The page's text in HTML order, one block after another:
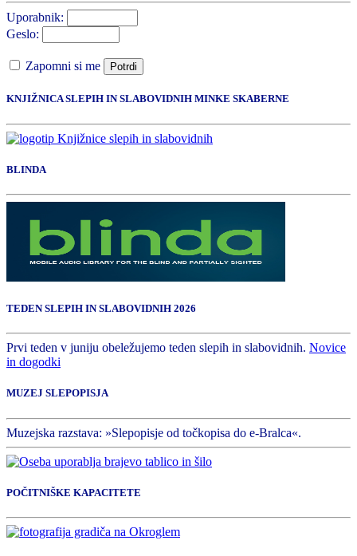
Uporabnik:
Geslo:
Zapomni si me Potrdi
KNJIŽNICA SLEPIH IN SLABOVIDNIH MINKE SKABERNE
BLINDA
TEDEN SLEPIH IN SLABOVIDNIH 2026
Prvi teden v juniju obeležujemo teden slepih in slabovidnih. Novice
in dogodki
MUZEJ SLEPOPISJA
Muzejska razstava: »Slepopisje od točkopisa do e-Bralca«.
POČITNIŠKE KAPACITETE